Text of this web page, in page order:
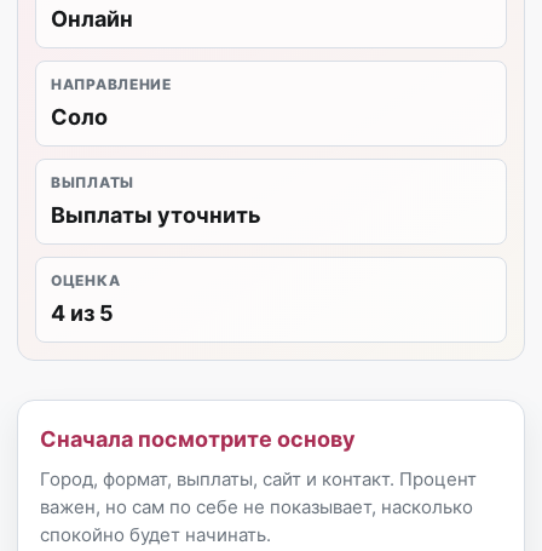
Онлайн
НАПРАВЛЕНИЕ
Соло
ВЫПЛАТЫ
Выплаты уточнить
ОЦЕНКА
4 из 5
Сначала посмотрите основу
Город, формат, выплаты, сайт и контакт. Процент
важен, но сам по себе не показывает, насколько
спокойно будет начинать.